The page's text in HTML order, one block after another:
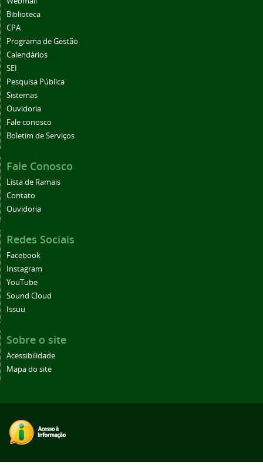
Biblioteca
CPA
Programa de Gestão
Calendários
SEI
Pesquisa Pública
Sistemas
Ouvidoria
Fale conosco
Boletim de Serviços
Fale Conosco
Lista de Ramais
Contato
Ouvidoria
Redes Sociais
Facebook
Instagram
YouTube
Sound Cloud
Issuu
Sobre o site
Acessibilidade
Mapa do site